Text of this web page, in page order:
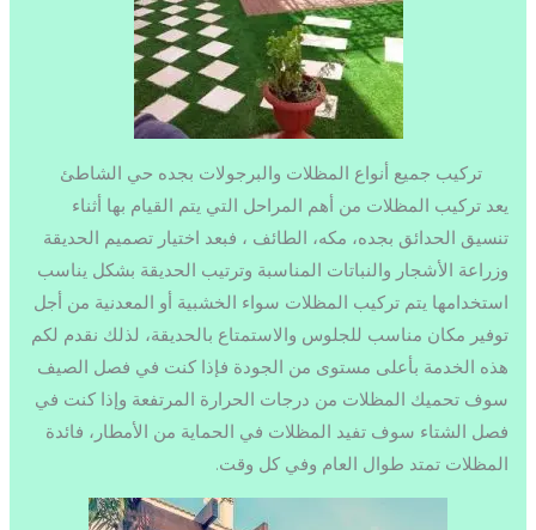
تركيب جميع أنواع المظلات والبرجولات بجده حي الشاطئ
يعد تركيب المظلات من أهم المراحل التي يتم القيام بها أثناء
تنسيق الحدائق بجده، مكه، الطائف ، فبعد اختيار تصميم الحديقة
وزراعة الأشجار والنباتات المناسبة وترتيب الحديقة بشكل يناسب
استخدامها يتم تركيب المظلات سواء الخشبية أو المعدنية من أجل
توفير مكان مناسب للجلوس والاستمتاع بالحديقة، لذلك نقدم لكم
هذه الخدمة بأعلى مستوى من الجودة فإذا كنت في فصل الصيف
سوف تحميك المظلات من درجات الحرارة المرتفعة وإذا كنت في
فصل الشتاء سوف تفيد المظلات في الحماية من الأمطار، فائدة
المظلات تمتد طوال العام وفي كل وقت.